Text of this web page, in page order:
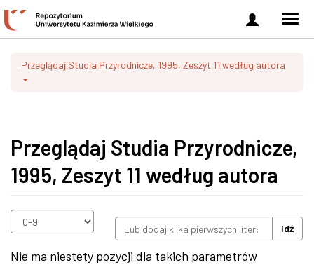
Zaloguj
się
Przeglądaj Studia Przyrodnicze, 1995, Zeszyt 11 według autora
Przeglądaj Studia Przyrodnicze,
1995, Zeszyt 11 według autora
Idź
Nie ma niestety pozycji dla takich parametrów